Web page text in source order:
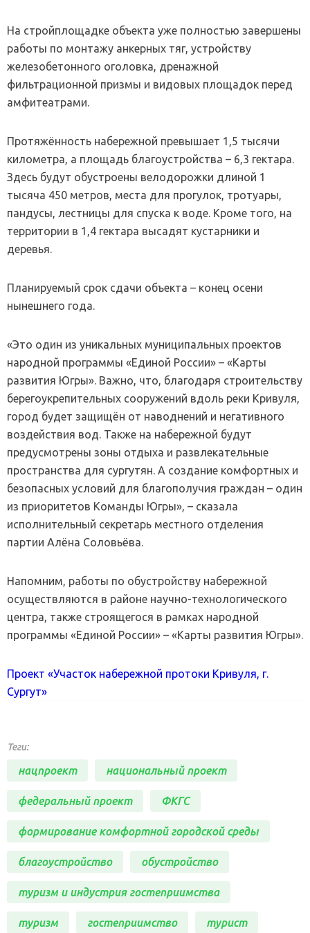
На стройплощадке объекта уже полностью завершены
работы по монтажу анкерных тяг, устройству
железобетонного оголовка, дренажной
фильтрационной призмы и видовых площадок перед
амфитеатрами.
Протяжённость набережной превышает 1,5 тысячи
километра, а площадь благоустройства – 6,3 гектара.
Здесь будут обустроены велодорожки длиной 1
тысяча 450 метров, места для прогулок, тротуары,
пандусы, лестницы для спуска к воде. Кроме того, на
территории в 1,4 гектара высадят кустарники и
деревья.
Планируемый срок сдачи объекта – конец осени
нынешнего года.
«Это один из уникальных муниципальных проектов
народной программы «Единой России» – «Карты
развития Югры». Важно, что, благодаря строительству
берегоукрепительных сооружений вдоль реки Кривуля,
город будет защищён от наводнений и негативного
воздействия вод. Также на набережной будут
предусмотрены зоны отдыха и развлекательные
пространства для сургутян. А создание комфортных и
безопасных условий для благополучия граждан – один
из приоритетов Команды Югры», – сказала
исполнительный секретарь местного отделения
партии Алёна Соловьёва.
Напомним, работы по обустройству набережной
осуществляются в районе научно-технологического
центра, также строящегося в рамках народной
программы «Единой России» – «Карты развития Югры».
Проект «Участок набережной протоки Кривуля, г.
Сургут»
Теги:
нацпроект национальный проект
федеральный проект ФКГС
формирование комфортной городской среды
благоустройство обустройство
туризм и индустрия гостеприимства
туризм гостеприимство турист